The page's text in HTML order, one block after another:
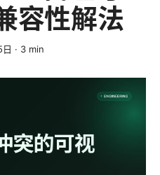
容性解法
· 3 min